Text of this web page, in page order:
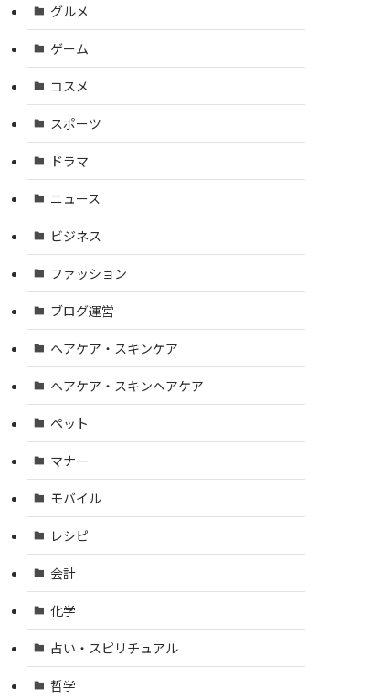
グルメ
ゲーム
コスメ
スポーツ
ドラマ
ニュース
ビジネス
ファッション
ブログ運営
ヘアケア・スキンケア
ヘアケア・スキンヘアケア
ペット
マナー
モバイル
レシピ
会計
化学
占い・スピリチュアル
哲学